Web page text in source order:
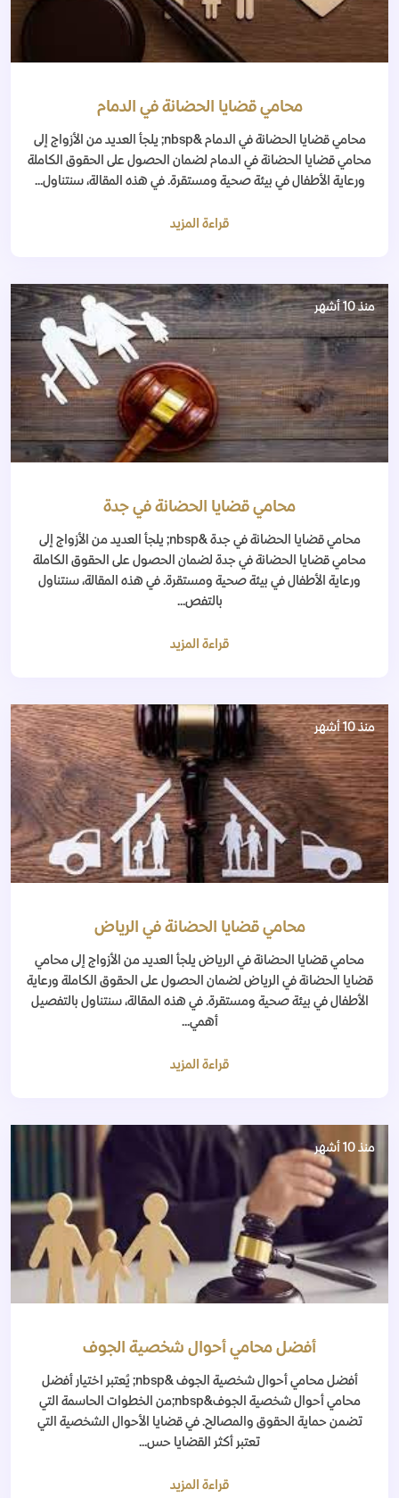
محامي قضايا الحضانة في الدمام
محامي قضايا الحضانة في الدمام &nbsp; يلجأ العديد من الأزواج إلى
محامي قضايا الحضانة في الدمام لضمان الحصول على الحقوق الكاملة
ورعاية الأطفال في بيئة صحية ومستقرة. في هذه المقالة، سنتناول...
قراءة المزيد
منذ 10 أشهر
محامي قضايا الحضانة في جدة
محامي قضايا الحضانة في جدة &nbsp; يلجأ العديد من الأزواج إلى
محامي قضايا الحضانة في جدة لضمان الحصول على الحقوق الكاملة
ورعاية الأطفال في بيئة صحية ومستقرة. في هذه المقالة، سنتناول
بالتفص...
قراءة المزيد
منذ 10 أشهر
محامي قضايا الحضانة في الرياض
محامي قضايا الحضانة في الرياض يلجأ العديد من الأزواج إلى محامي
قضايا الحضانة في الرياض لضمان الحصول على الحقوق الكاملة ورعاية
الأطفال في بيئة صحية ومستقرة. في هذه المقالة، سنتناول بالتفصيل
أهمي...
قراءة المزيد
منذ 10 أشهر
أفضل محامي أحوال شخصية الجوف
أفضل محامي أحوال شخصية الجوف &nbsp; يُعتبر اختيار أفضل
محامي أحوال شخصية الجوف&nbsp;من الخطوات الحاسمة التي
تضمن حماية الحقوق والمصالح. في قضايا الأحوال الشخصية التي
تعتبر أكثر القضايا حس...
قراءة المزيد